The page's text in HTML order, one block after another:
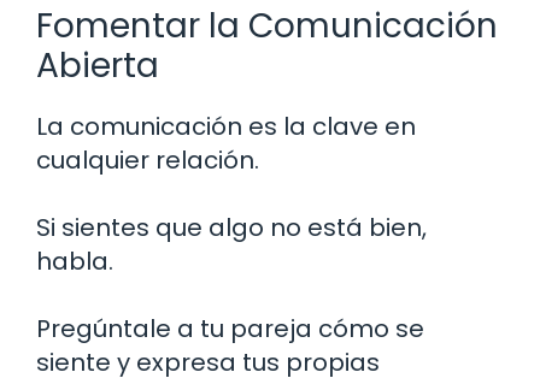
Fomentar la Comunicación
Abierta
La comunicación es la clave en
cualquier relación.
Si sientes que algo no está bien,
habla.
Pregúntale a tu pareja cómo se
siente y expresa tus propias